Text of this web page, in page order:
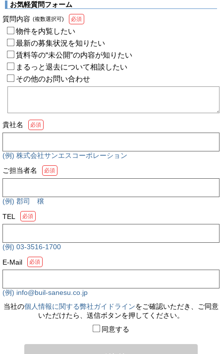
お気軽質問フォーム
質問内容 (複数選択可) 必須
物件を内覧したい
最新の募集状況を知りたい
賃料等の“未公開”の内容が知りたい
まるっと退去について相談したい
その他のお問い合わせ
貴社名 必須
(例) 株式会社サンエスコーポレーション
ご担当者名
必須
(例) 郡司 穣
TEL
必須
(例) 03-3516-1700
E-Mail
必須
(例) info@buil-sanesu.co.jp
当社の個人情報に関する弊社ガイドラインをご確認いただき、ご同意
いただけたら、送信ボタンを押してください。
同意する